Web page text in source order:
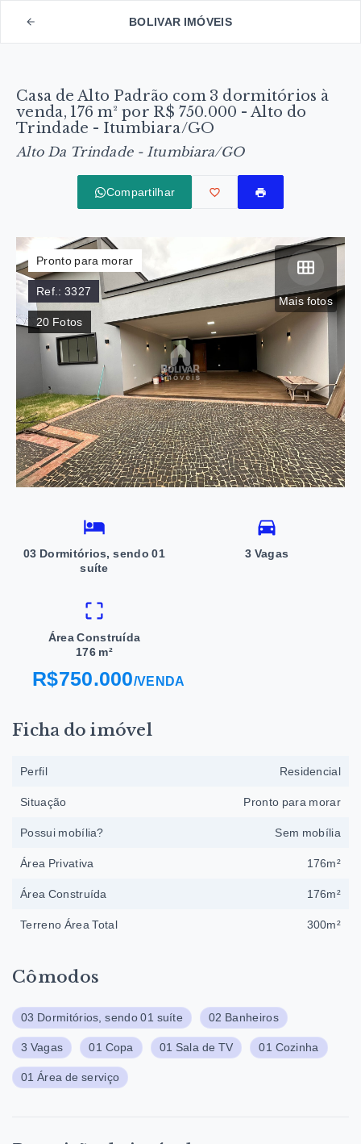
BOLIVAR IMÓVEIS
Casa de Alto Padrão com 3 dormitórios à
venda, 176 m² por R$ 750.000 - Alto do
Trindade - Itumbiara/GO
Alto Da Trindade - Itumbiara/GO
Compartilhar
Mais fotos
Pronto para morar
Ref.:3327
20 Fotos
03 Dormitórios, sendo 01
suíte
3 Vagas
Área Construída
176 m²
R$750.000/VENDA
Cômodos
03 Dormitórios, sendo 01 suíte 02 Banheiros
3 Vagas 01 Copa 01 Sala de TV 01 Cozinha
01 Área de serviço
Ficha do imóvel
Perfil Residencial
Situação Pronto para morar
Possui mobília? Sem mobília
Área Privativa 176m²
Área Construída 176m²
Terreno Área Total 300m²